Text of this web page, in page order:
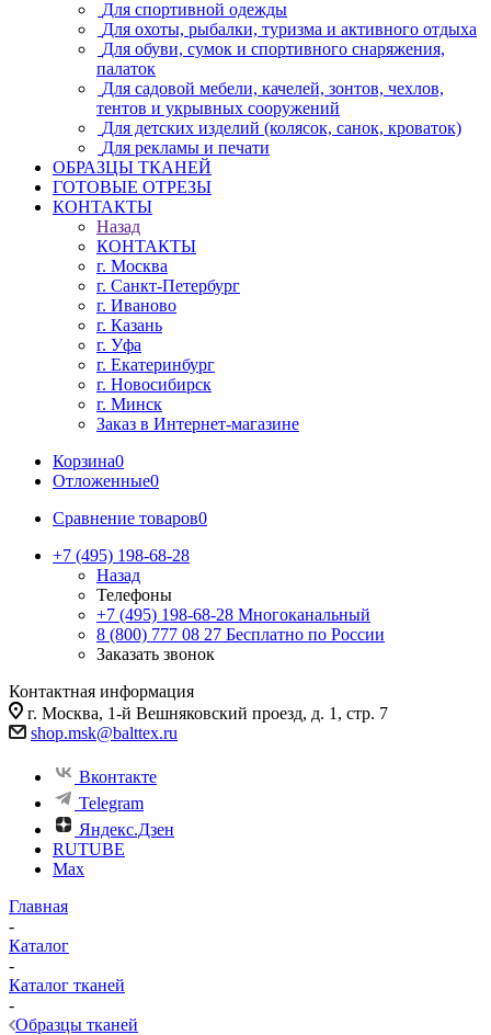
Для спортивной одежды
Для охоты, рыбалки, туризма и активного отдыха
Для обуви, сумок и спортивного снаряжения,
палаток
Для садовой мебели, качелей, зонтов, чехлов,
тентов и укрывных сооружений
Для детских изделий (колясок, санок, кроваток)
Для рекламы и печати
ОБРАЗЦЫ ТКАНЕЙ
ГОТОВЫЕ ОТРЕЗЫ
КОНТАКТЫ
Назад
КОНТАКТЫ
г. Москва
г. Санкт-Петербург
г. Иваново
г. Казань
г. Уфа
г. Екатеринбург
г. Новосибирск
г. Минск
Заказ в Интернет-магазине
Корзина0
Отложенные0
Сравнение товаров0
+7 (495) 198-68-28
Назад
Телефоны
+7 (495) 198-68-28 Многоканальный
8 (800) 777 08 27 Бесплатно по России
Заказать звонок
Контактная информация
г. Москва, 1-й Вешняковский проезд, д. 1, стр. 7
shop.msk@balttex.ru
Вконтакте
Telegram
Яндекс.Дзен
RUTUBE
Max
Главная
-
Каталог
-
Каталог тканей
-
Образцы тканей